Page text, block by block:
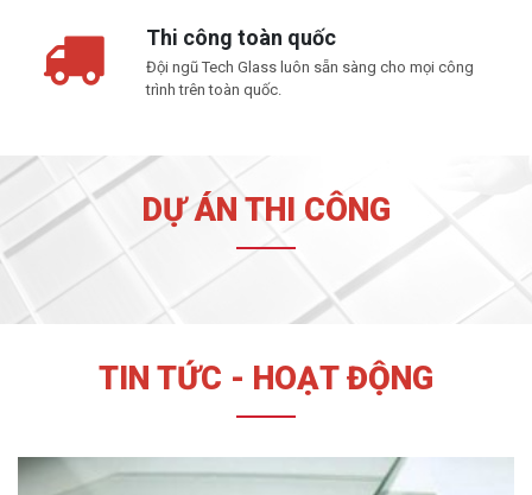
Thi công toàn quốc
Đội ngũ Tech Glass luôn sẵn sàng cho mọi công
trình trên toàn quốc.
DỰ ÁN THI CÔNG
TIN TỨC - HOẠT ĐỘNG